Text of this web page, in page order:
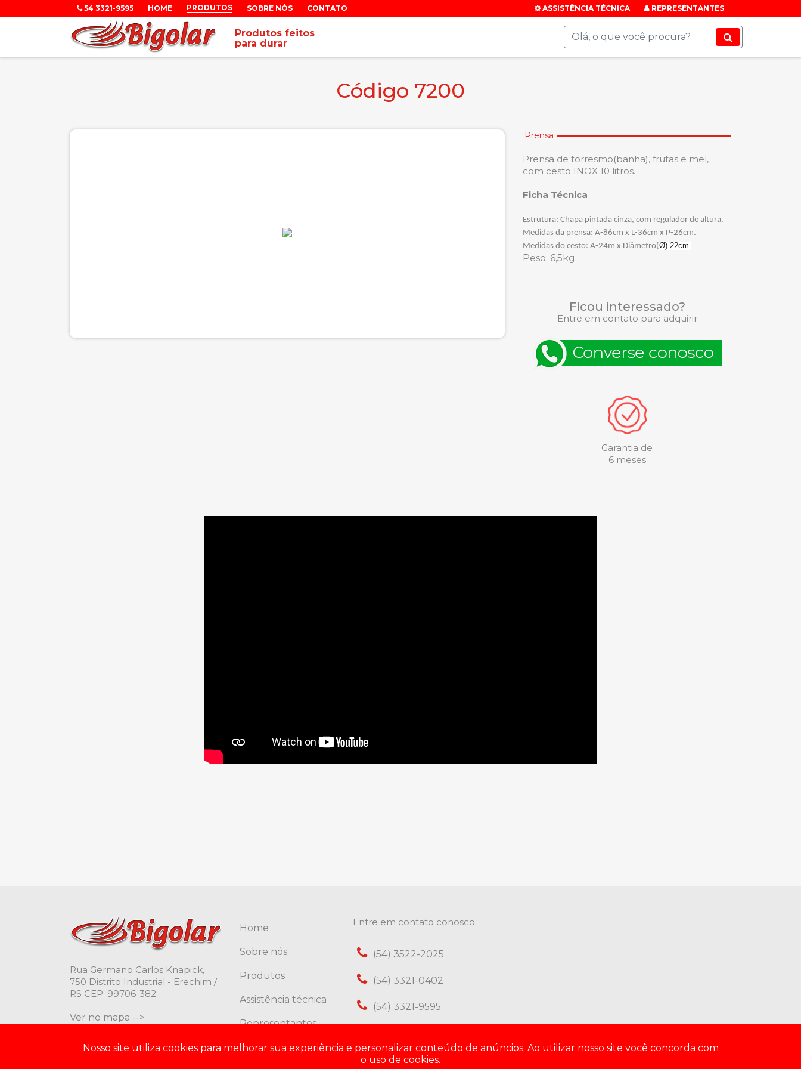
54 3321-9595 HOME PRODUTOS SOBRE NÓS CONTATO ASSISTÊNCIA TÉCNICA REPRESENTANTES
Produtos feitos
para durar
Código 7200
Prensa
Prensa de torresmo(banha), frutas e mel,
com cesto INOX 10 litros.
Ficha Técnica
Estrutura: Chapa pintada cinza, com regulador de altura.
Medidas da prensa: A-86cm x L-36cm x P-26cm.
Medidas do cesto: A-24m x Diâmetro(Ø) 22cm.
Peso: 6,5kg.
Ficou interessado?
Entre em contato para adquirir
Garantia de
6 meses
Rua Germano Carlos Knapick,
750 Distrito Industrial - Erechim /
RS CEP: 99706-382
Ver no mapa -->
Home
Sobre nós
Produtos
Assistência técnica
Representantes
Contato
Entre em contato conosco
(54) 3522-2025
(54) 3321-0402
(54) 3321-9595
Assistência Técnica
Nosso site utiliza cookies para melhorar sua experiência e personalizar conteúdo de anúncios. Ao utilizar nosso site você concorda com
o uso de cookies.